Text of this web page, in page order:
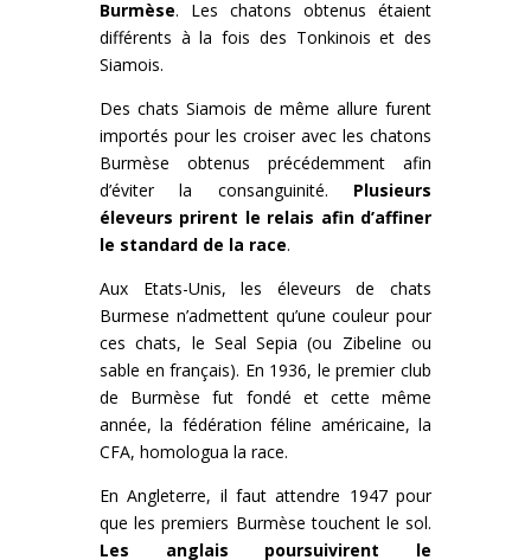
Burmèse. Les chatons obtenus étaient
différents à la fois des Tonkinois et des
Siamois.
Des chats Siamois de même allure furent
importés pour les croiser avec les chatons
Burmèse obtenus précédemment afin
d’éviter la consanguinité. Plusieurs
éleveurs prirent le relais afin d’affiner
le standard de la race.
Aux Etats-Unis, les éleveurs de chats
Burmese n’admettent qu’une couleur pour
ces chats, le Seal Sepia (ou Zibeline ou
sable en français). En 1936, le premier club
de Burmèse fut fondé et cette même
année, la fédération féline américaine, la
CFA, homologua la race.
En Angleterre, il faut attendre 1947 pour
que les premiers Burmèse touchent le sol.
Les anglais poursuivirent le